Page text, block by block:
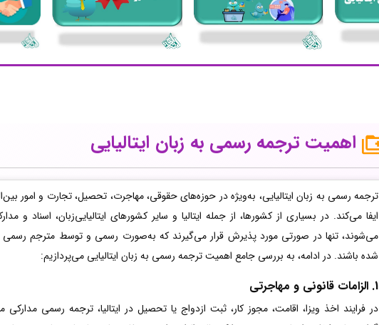
اهمیت ترجمه رسمی به زبان ایتالیایی
ترجمه رسمی به زبان ایتالیایی، به‌ویژه در حوزه‌های حقوقی، مهاجرت، تحصیل، تجارت و امور
ایفا می‌کند. در بسیاری از کشورها، از جمله ایتالیا و سایر کشورهای ایتالیایی‌زبان، اسناد و
می‌شوند، تنها در صورتی مورد پذیرش قرار می‌گیرند که به‌صورت رسمی و توسط مترجم رسمی به
شده باشند. در ادامه، به بررسی جامع اهمیت ترجمه رسمی به زبان ایتالیایی می‌پردازیم:
1. الزامات قانونی و مهاجرتی
در فرایند اخذ ویزا، اقامت، مجوز کار، ثبت ازدواج یا تحصیل در ایتالیا، ترجمه رسمی مدارکی